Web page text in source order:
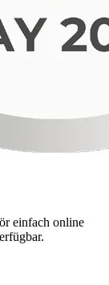
einfach online